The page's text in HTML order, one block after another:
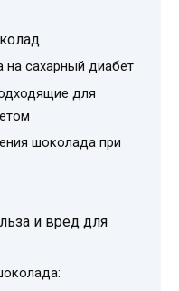
сахарный диабет
для
шоколада при
и вред для